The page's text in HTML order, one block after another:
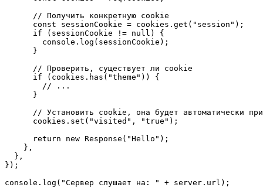
      // Получить конкретную cookie
      const
sessionCookie = cookies. get ( "session" );
      if
(sessionCookie != null ) {
        console.
log (sessionCookie);
      }
      // Проверить, существует ли cookie
      if
(cookies. has ( "theme" )) {
        // ...
      }
// Установить cookie, она будет автоматически
      cookies.
set ( "visited" , "true" );
      return
new Response ( "Hello" );
    },
  },
});
console. log ( "Сервер слушает на: " + server.url);